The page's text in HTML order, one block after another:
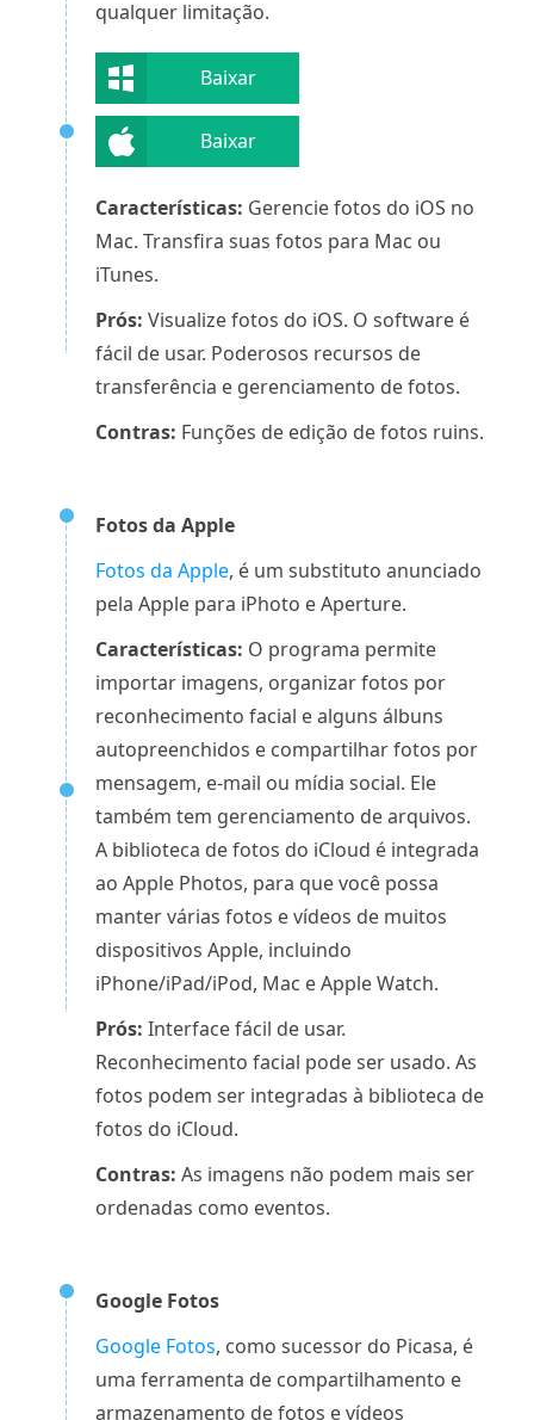
qualquer limitação.
Baixar
Baixar
Características: Gerencie fotos do iOS no
Mac. Transfira suas fotos para Mac ou
iTunes.
Prós: Visualize fotos do iOS. O software é
fácil de usar. Poderosos recursos de
transferência e gerenciamento de fotos.
Contras: Funções de edição de fotos ruins.
Fotos da Apple
Fotos da Apple, é um substituto anunciado
pela Apple para iPhoto e Aperture.
Características: O programa permite
importar imagens, organizar fotos por
reconhecimento facial e alguns álbuns
autopreenchidos e compartilhar fotos por
mensagem, e-mail ou mídia social. Ele
também tem gerenciamento de arquivos.
A biblioteca de fotos do iCloud é integrada
ao Apple Photos, para que você possa
manter várias fotos e vídeos de muitos
dispositivos Apple, incluindo
iPhone/iPad/iPod, Mac e Apple Watch.
Prós: Interface fácil de usar.
Reconhecimento facial pode ser usado. As
fotos podem ser integradas à biblioteca de
fotos do iCloud.
Contras: As imagens não podem mais ser
ordenadas como eventos.
Google Fotos
Google Fotos, como sucessor do Picasa, é
uma ferramenta de compartilhamento e
armazenamento de fotos e vídeos